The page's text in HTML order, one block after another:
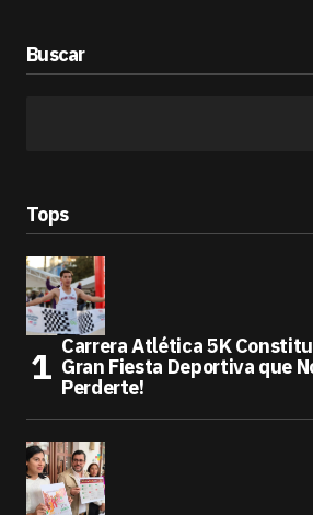
Buscar
Tops
Carrera Atlética 5K
Gran Fiesta Deportiva que
Perderte!